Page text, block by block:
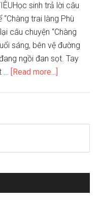
sinh trả lời câu
trai làng Phù
câu chuyện “Chàng
sáng, bên vệ đường
ngồi đan sọt. Tay
… [Read more...]
lại
Chàng
Phù